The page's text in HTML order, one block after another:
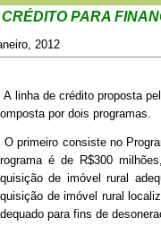
CRÉDITO PARA
2012
A linha de crédito proposta
por dois programas.
O primeiro consiste no
é de R$300
de imóvel rural
de imóvel rural
para fins de